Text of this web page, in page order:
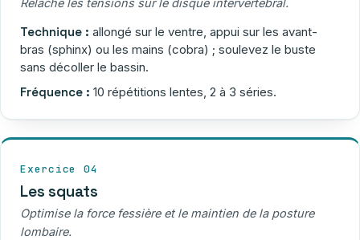
Relâche les tensions sur le disque intervertébral.
Technique : allongé sur le ventre, appui sur les avant-
bras (sphinx) ou les mains (cobra) ; soulevez le buste
sans décoller le bassin.
Fréquence : 10 répétitions lentes, 2 à 3 séries.
Exercice 04
Les squats
Optimise la force fessière et le maintien de la posture
lombaire.